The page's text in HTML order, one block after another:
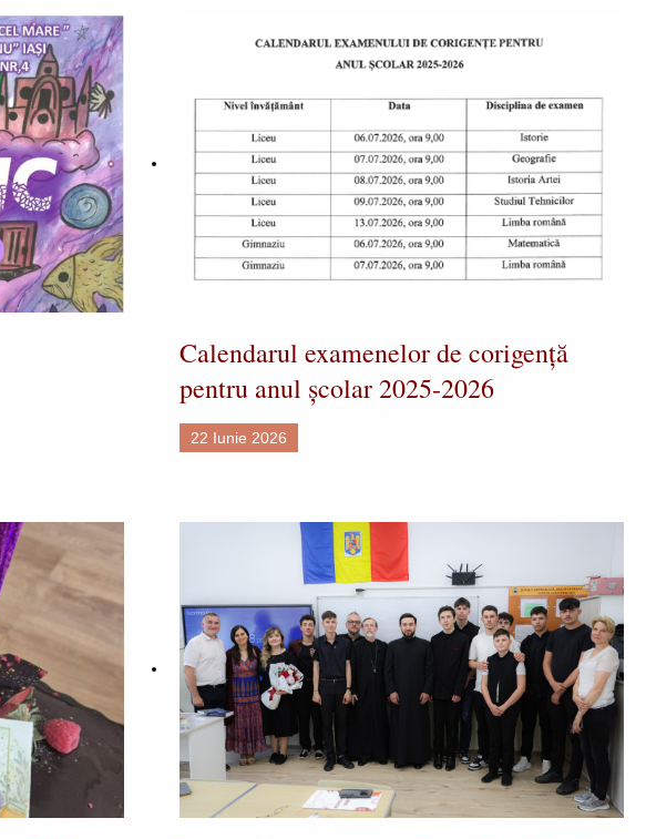
Calendarul examenelor de corigență
pentru anul școlar 2025-2026
22 Iunie 2026